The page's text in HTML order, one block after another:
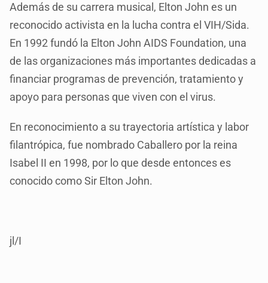
Además de su carrera musical, Elton John es un
reconocido activista en la lucha contra el VIH/Sida.
En 1992 fundó la Elton John AIDS Foundation, una
de las organizaciones más importantes dedicadas a
financiar programas de prevención, tratamiento y
apoyo para personas que viven con el virus.
En reconocimiento a su trayectoria artística y labor
filantrópica, fue nombrado Caballero por la reina
Isabel II en 1998, por lo que desde entonces es
conocido como Sir Elton John.
jl/I